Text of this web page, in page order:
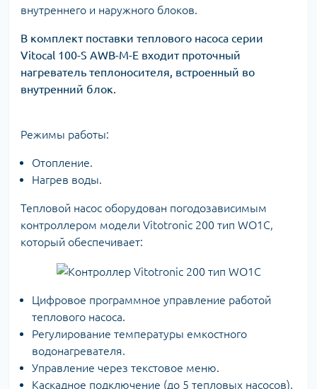
внутреннего и наружного блоков.
В комплект поставки теплового насоса серии
Vitocal 100-S AWB-M-E входит проточный
нагреватель теплоносителя, встроенный во
внутренний блок.
Режимы работы:
Отопление.
Нагрев воды.
Тепловой насос оборудован погодозависимым
контроллером модели Vitotronic 200 тип WO1C,
который обеспечивает:
Цифровое программное управление работой
теплового насоса.
Регулирование температуры емкостного
водонагревателя.
Управление через текстовое меню.
Каскадное подключение (до 5 тепловых насосов).